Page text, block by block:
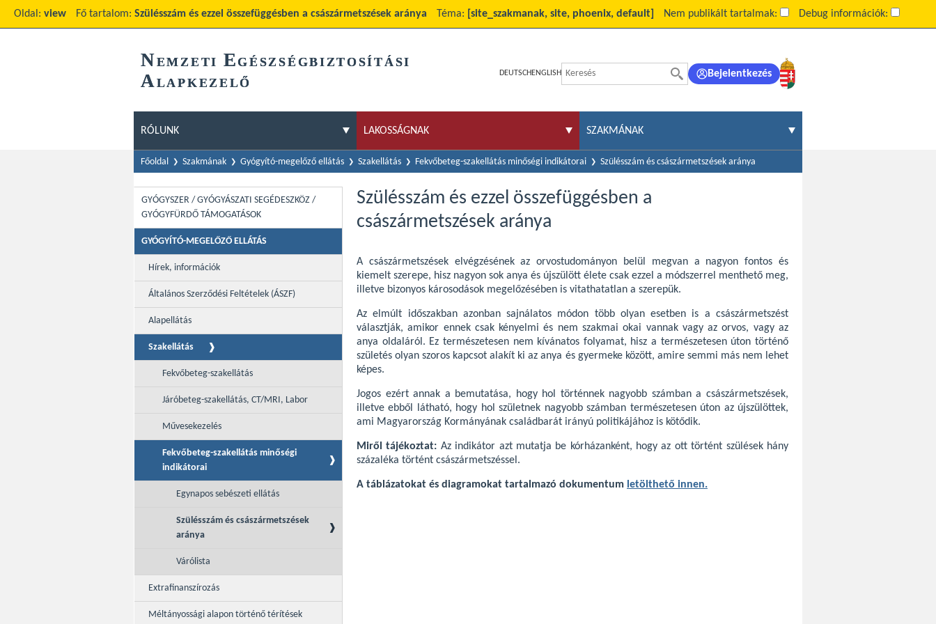
Oldal: view Fő tartalom: Szülésszám és ezzel összefüggésben a császármetszések aránya Téma: [site_szakmanak, site, phoenix, default] Nem publikált tartalmak: Debug információk:
NEMZETI EGÉSZSÉGBIZTOSÍTÁSI
ALAPKEZELŐ
DEUTSCH ENGLISH Bejelentkezés
RÓLUNK LAKOSSÁGNAK SZAKMÁNAK
Főoldal Szakmának Gyógyító-megelőző ellátás Szakellátás Fekvőbeteg-szakellátás minőségi indikátorai Szülésszám és császármetszések aránya
GYÓGYSZER / GYÓGYÁSZATI SEGÉDESZKÖZ /
GYÓGYFÜRDŐ TÁMOGATÁSOK
GYÓGYÍTÓ-MEGELŐZŐ ELLÁTÁS
Hírek, információk
Általános Szerződési Feltételek (ÁSZF)
Alapellátás
Szakellátás
Fekvőbeteg-szakellátás
Járóbeteg-szakellátás, CT/MRI, Labor
Művesekezelés
Fekvőbeteg-szakellátás minőségi
indikátorai
Egynapos sebészeti ellátás
Szülésszám és császármetszések
aránya
Várólista
Extrafinanszírozás
Méltányossági alapon történő térítések
Szülésszám és ezzel összefüggésben a
császármetszések aránya
A császármetszések elvégzésének az orvostudományon belül megvan a nagyon fontos és
kiemelt szerepe, hisz nagyon sok anya és újszülött élete csak ezzel a módszerrel menthető meg,
illetve bizonyos károsodások megelőzésében is vitathatatlan a szerepük.
Az elmúlt időszakban azonban sajnálatos módon több olyan esetben is a császármetszést
választják, amikor ennek csak kényelmi és nem szakmai okai vannak vagy az orvos, vagy az
anya oldaláról. Ez természetesen nem kívánatos folyamat, hisz a természetesen úton történő
születés olyan szoros kapcsot alakít ki az anya és gyermeke között, amire semmi más nem lehet
képes.
Jogos ezért annak a bemutatása, hogy hol történnek nagyobb számban a császármetszések,
illetve ebből látható, hogy hol születnek nagyobb számban természetesen úton az újszülöttek,
ami Magyarország Kormányának családbarát irányú politikájához is kötődik.
Miről tájékoztat: Az indikátor azt mutatja be kórházanként, hogy az ott történt szülések hány
százaléka történt császármetszéssel.
A táblázatokat és diagramokat tartalmazó dokumentum letölthető innen.